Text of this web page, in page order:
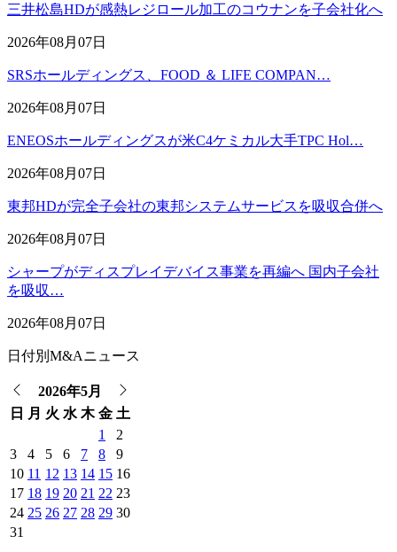
三井松島HDが感熱レジロール加工のコウナンを子会社化へ
2026年08月07日
SRSホールディングス、FOOD ＆ LIFE COMPAN…
2026年08月07日
ENEOSホールディングスが米C4ケミカル大手TPC Hol…
2026年08月07日
東邦HDが完全子会社の東邦システムサービスを吸収合併へ
2026年08月07日
シャープがディスプレイデバイス事業を再編へ 国内子会社
を吸収…
2026年08月07日
日付別M&Aニュース
2026年5月
日
月 火 水 木 金 土
1
2
3
4 5 6 7 8
9
10 11 12 13 14 15 16
17 18 19 20 21 22 23
24 25 26 27 28 29 30
31